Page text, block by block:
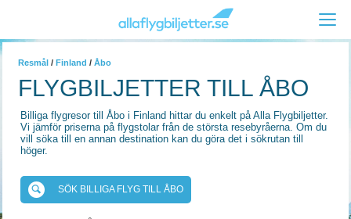
Resmål / Finland / Åbo
FLYGBILJETTER TILL ÅBO
Billiga flygresor till Åbo i Finland hittar du enkelt på Alla Flygbiljetter.
Vi jämför priserna på flygstolar från de största resebyråerna. Om du
vill söka till en annan destination kan du göra det i sökrutan till
höger.
SÖK BILLIGA FLYG TILL ÅBO